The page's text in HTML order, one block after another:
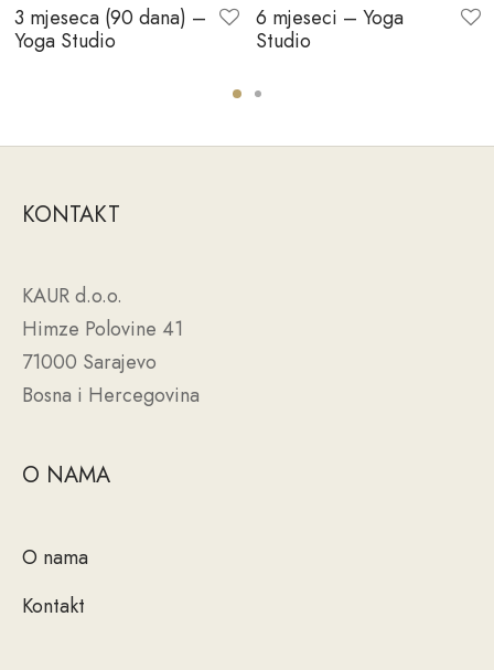
3 mjeseca (90 dana) –
Yoga Studio
6 mjeseci – Yoga
Studio
O NAMA
O nama
Kontakt
KONTAKT
KAUR d.o.o.
Himze Polovine 41
71000 Sarajevo
Bosna i Hercegovina